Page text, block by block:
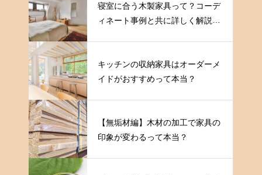
寝室に合う木製家具って？コーデ
ィネート事例と共に詳しく解説し
キッチンの収納家具はオーダーメ
イドがおすすめって本当？
【無垢材編】木材の加工で家具の
印象が変わるって本当？